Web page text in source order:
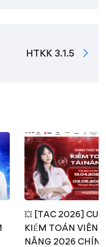
HTKK 3.1.5
💥 [TAC 2026]
KIỂM TOÁN VIÊN
NĂNG 2026